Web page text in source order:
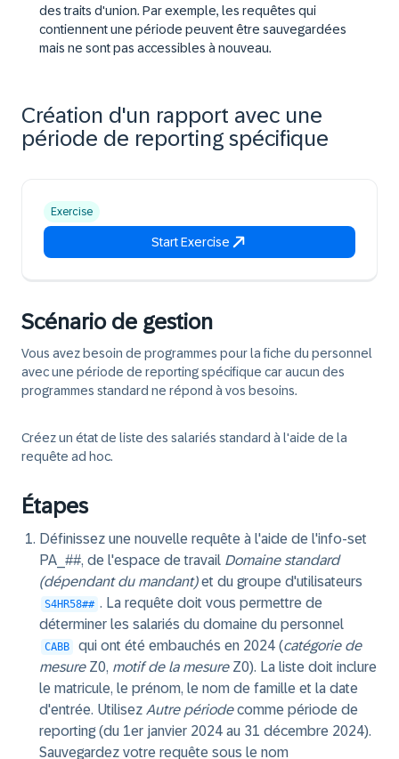
des traits d'union. Par exemple, les requêtes qui
contiennent une période peuvent être sauvegardées
mais ne sont pas accessibles à nouveau.
Création d'un rapport avec une
période de reporting spécifique
Exercise
Start Exercise
Scénario de gestion
Vous avez besoin de programmes pour la fiche du personnel
avec une période de reporting spécifique car aucun des
programmes standard ne répond à vos besoins.
Créez un état de liste des salariés standard à l'aide de la
requête ad hoc.
Étapes
Définissez une nouvelle requête à l'aide de l'info-set
PA_##, de l'espace de travail Domaine standard
(dépendant du mandant)et du groupe d'utilisateurs
S4HR58## . La requête doit vous permettre de
déterminer les salariés du domaine du personnel
CABB qui ont été embauchés en 2024 (catégorie de
mesureZ0, motif de la mesureZ0). La liste doit inclure
le matricule, le prénom, le nom de famille et la date
d'entrée. Utilisez Autre périodecomme période de
reporting (du 1er janvier 2024 au 31 décembre 2024).
Sauvegardez votre requête sous le nom